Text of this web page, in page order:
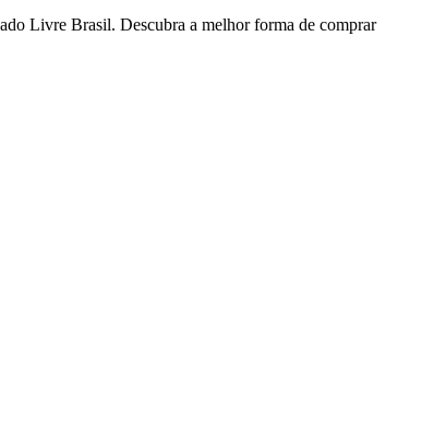
Livre Brasil. Descubra a melhor forma de comprar